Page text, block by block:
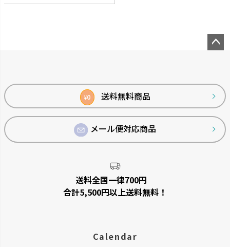
クレース
インテリアにマッチするデザイ
ンです。
つくりおき
作り置きに便利な食材小分け冷
凍・冷蔵トレーです。
¥0 送料無料商品
メール便対応商品
送料全国一律700円
合計5,500円以上送料無料！
Calendar
ップ
へ